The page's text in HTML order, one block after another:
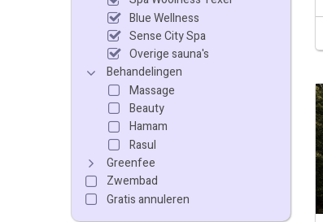
Blue Wellness
Sense City Spa
Overige sauna's
Behandelingen
Massage
Beauty
Hamam
Rasul
Greenfee
Zwembad
Gratis annuleren